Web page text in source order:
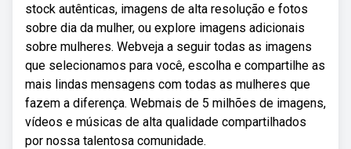
stock autênticas, imagens de alta resolução e fotos
sobre dia da mulher, ou explore imagens adicionais
sobre mulheres. Webveja a seguir todas as imagens
que selecionamos para você, escolha e compartilhe as
mais lindas mensagens com todas as mulheres que
fazem a diferença. Webmais de 5 milhões de imagens,
vídeos e músicas de alta qualidade compartilhados
por nossa talentosa comunidade.